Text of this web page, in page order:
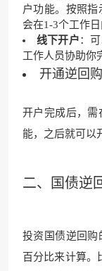
户功能。按照指
会在1-3个工作日
线下开户：
工作人员协助你
开通逆回
开户完成后，需
能，之后就可以
二、国债逆
投资国债逆回购
百分比来计算。